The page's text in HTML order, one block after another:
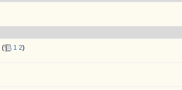
( 1 2)